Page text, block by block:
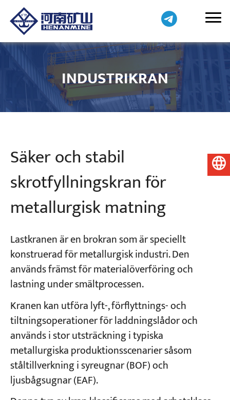
INDUSTRIKRAN
Säker och stabil
skrotfyllningskran för
metallurgisk matning
Lastkranen är en brokran som är speciellt
konstruerad för metallurgisk industri. Den
används främst för materialöverföring och
lastning under smältprocessen.
Kranen kan utföra lyft-, förflyttnings- och
tiltningsoperationer för laddningslådor och
används i stor utsträckning i typiska
metallurgiska produktionsscenarier såsom
ståltillverkning i syreugnar (BOF) och
ljusbågsugnar (EAF).
Svenska